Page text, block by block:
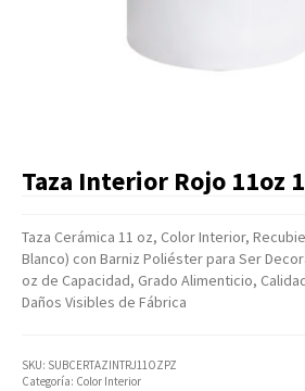
Taza Interior Rojo 11oz
Taza Cerámica 11 oz, Color Interior,
Blanco) con Barniz Poliéster para Ser
oz de Capacidad, Grado Alimenticio,
Daños Visibles de Fábrica
SKU: SUBCERTAZINTRJ11OZPZ
Categoría: Color Interior